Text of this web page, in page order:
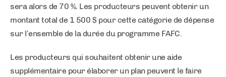
sera alors de 70 %. Les producteurs peuvent obtenir un
montant total de 1 500 $ pour cette catégorie de dépense
sur l’ensemble de la durée du programme FAFC.
Les producteurs qui souhaitent obtenir une aide
supplémentaire pour élaborer un plan peuvent le faire